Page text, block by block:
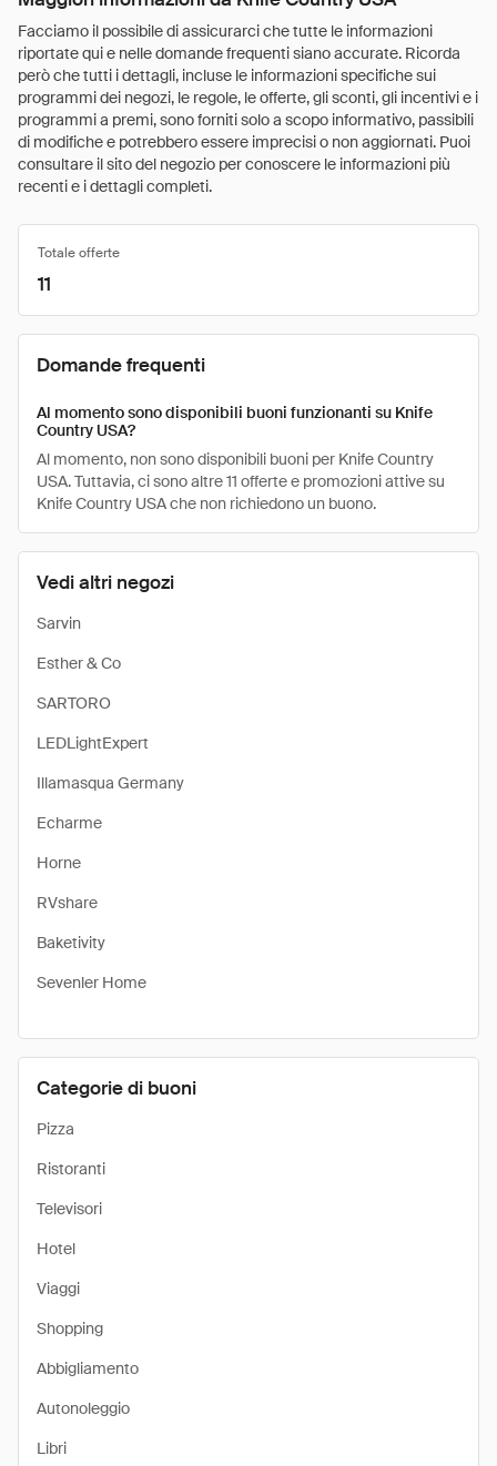
Facciamo il possibile di assicurarci che tutte le informazioni
riportate qui e nelle domande frequenti siano accurate. Ricorda
però che tutti i dettagli, incluse le informazioni specifiche sui
programmi dei negozi, le regole, le offerte, gli sconti, gli incentivi e i
programmi a premi, sono forniti solo a scopo informativo, passibili
di modifiche e potrebbero essere imprecisi o non aggiornati. Puoi
consultare il sito del negozio per conoscere le informazioni più
recenti e i dettagli completi.
Vedi altri negozi
Sarvin
Esther & Co
SARTORO
LEDLightExpert
Illamasqua Germany
Echarme
Horne
RVshare
Baketivity
Sevenler Home
Categorie di buoni
Pizza
Ristoranti
Televisori
Hotel
Viaggi
Shopping
Abbigliamento
Autonoleggio
Libri
Totale offerte
11
Domande frequenti
Al momento sono disponibili buoni funzionanti su Knife
Country USA?
Al momento, non sono disponibili buoni per Knife Country
USA. Tuttavia, ci sono altre 11 offerte e promozioni attive su
Knife Country USA che non richiedono un buono.